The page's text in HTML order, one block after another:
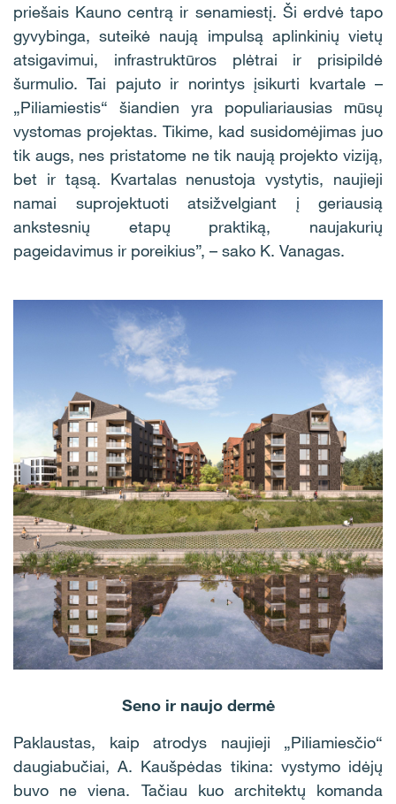
priešais Kauno centrą ir senamiestį. Ši erdvė tapo
gyvybinga, suteikė naują impulsą aplinkinių vietų
atsigavimui, infrastruktūros plėtrai ir prisipildė
šurmulio. Tai pajuto ir norintys įsikurti kvartale –
„Piliamiestis“ šiandien yra populiariausias mūsų
vystomas projektas. Tikime, kad susidomėjimas juo
tik augs, nes pristatome ne tik naują projekto viziją,
bet ir tąsą. Kvartalas nenustoja vystytis, naujieji
namai suprojektuoti atsižvelgiant į geriausią
ankstesnių etapų praktiką, naujakurių
pageidavimus ir poreikius”, – sako K. Vanagas.
Seno ir naujo dermė
Paklaustas, kaip atrodys naujieji „Piliamiesčio“
daugiabučiai, A. Kaušpėdas tikina: vystymo idėjų
buvo ne viena. Tačiau kuo architektų komanda